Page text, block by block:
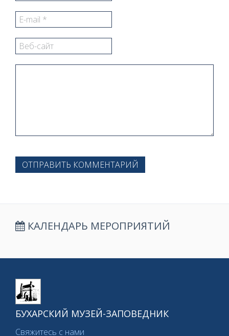
ОТПРАВИТЬ КОММЕНТАРИЙ
КАЛЕНДАРЬ МЕРОПРИЯТИЙ
БУХАРСКИЙ МУЗЕЙ-ЗАПОВЕДНИК
Свяжитесь с нами